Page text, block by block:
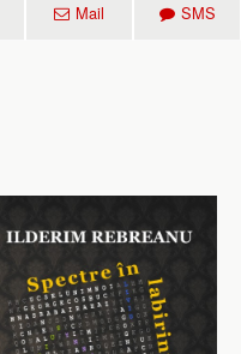
Mail SMS